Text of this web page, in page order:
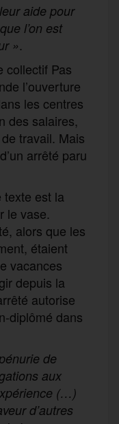
aide pour
l’on est
».
collectif Pas
l’ouverture
les centres
des salaires,
travail. Mais
arrêté paru
texte est la
le vase.
alors que les
étaient
vacances
depuis la
autorise
diplômé dans
de
aux
(…)
d’autres